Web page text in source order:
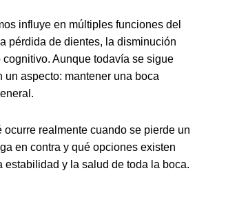
influye en múltiples funciones del
pérdida de dientes, la disminución
Aunque todavía se sigue
aspecto: mantener una boca
realmente cuando se pierde un
en contra y qué opciones existen
estabilidad y la salud de toda la boca.